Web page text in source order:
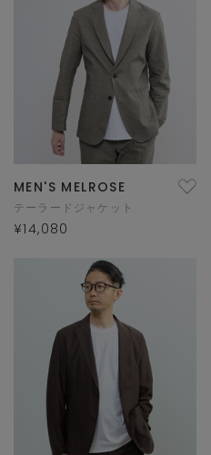
MEN'S MELROSE
テーラードジャケット
¥14,080